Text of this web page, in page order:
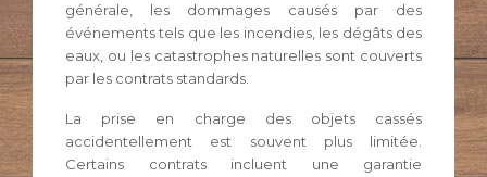
générale, les dommages causés par des
événements tels que les incendies, les dégâts des
eaux, ou les catastrophes naturelles sont couverts
par les contrats standards.
La prise en charge des objets cassés
accidentellement est souvent plus limitée.
Certains contrats incluent une garantie